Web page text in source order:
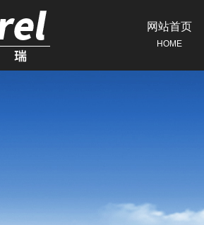
网站首页
HOME